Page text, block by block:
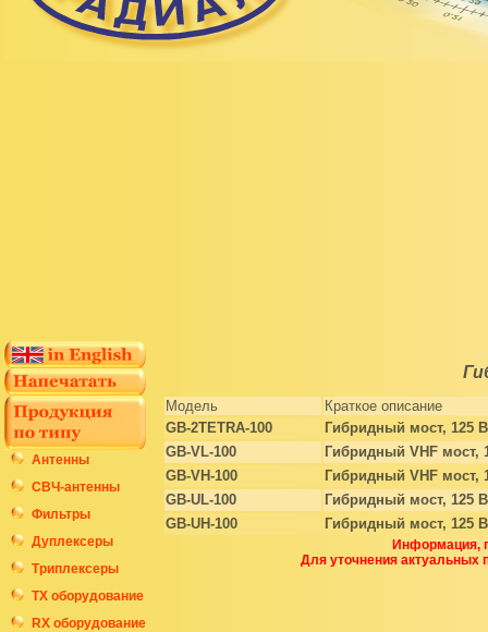
Антенны
СВЧ-антенны
Фильтры
Дуплексеры
Триплексеры
ТХ оборудование
RX оборудование
Модель
Краткое описание
GB-2TETRA-100
Гибридный мост, 125
GB-VL-100
Гибридный VHF мост,
GB-VH-100
Гибридный VHF мост,
GB-UL-100
Гибридный мост, 125
GB-UH-100
Гибридный мост, 125
Информация,
Для уточнения актуальных